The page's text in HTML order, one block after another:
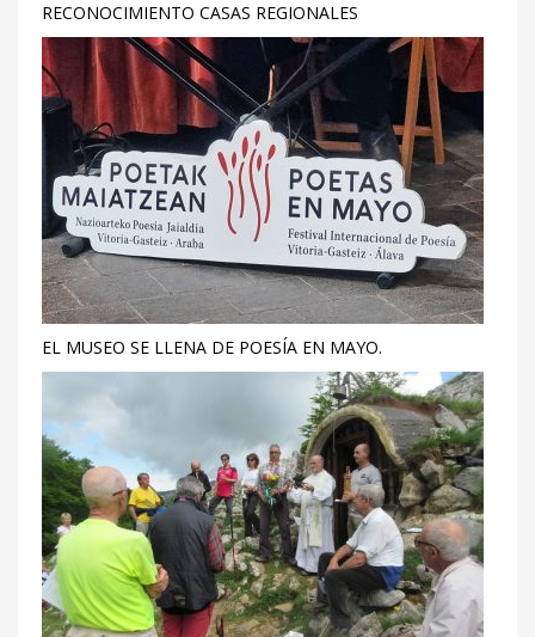
RECONOCIMIENTO CASAS REGIONALES
EL MUSEO SE LLENA DE POESÍA EN MAYO.